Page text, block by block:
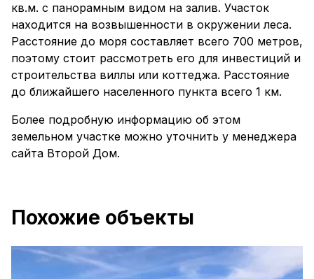
кв.м. с панорамным видом на залив. Участок
находится на возвышенности в окружении леса.
Расстояние до моря составляет всего 700 метров,
поэтому стоит рассмотреть его для инвестиций и
строительства виллы или коттеджа. Расстояние
до ближайшего населенного пункта всего 1 км.
Более подробную информацию об этом
земельном участке можно уточнить у менеджера
сайта Второй Дом.
Похожие объекты